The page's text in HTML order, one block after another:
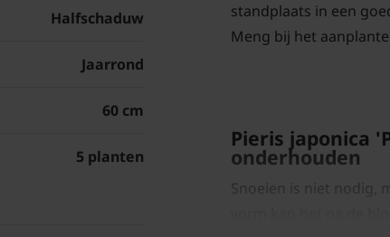
Halfschaduw
Jaarrond
60 cm
5 planten
standplaats in een
Meng bij het
Pieris japonica
onderhouden
Snoeien is niet nodig,